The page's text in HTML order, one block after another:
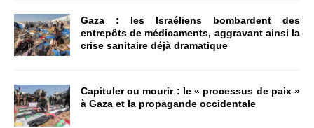
Gaza : les Israéliens bombardent des
entrepôts de médicaments, aggravant ainsi la
crise sanitaire déjà dramatique
Capituler ou mourir : le « processus de paix »
à Gaza et la propagande occidentale